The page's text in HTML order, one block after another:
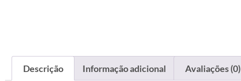
Descrição Informação adicional Avaliações (0)